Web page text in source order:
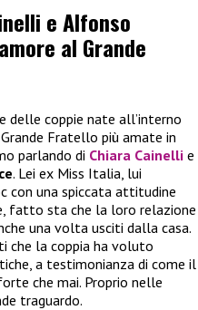
e Alfonso
al Grande
delle coppie nate all’interno
Fratello più amate in
parlando di Chiara Cainelli e
. Lei ex Miss Italia, lui
con una spiccata attitudine
fatto sta che la loro relazione
una volta usciti dalla casa.
che la coppia ha voluto
a testimonianza di come il
che mai. Proprio nelle
traguardo.